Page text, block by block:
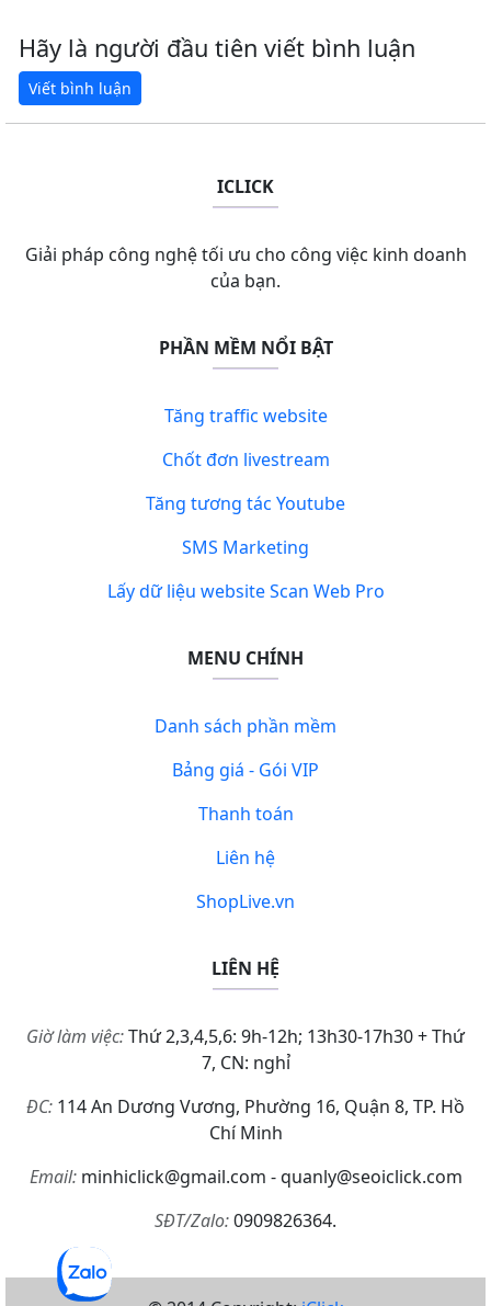
Hãy là người đầu tiên viết bình luận
ICLICK
Giải pháp công nghệ tối ưu cho công việc kinh doanh
của bạn.
PHẦN MỀM NỔI BẬT
Tăng traffic website
Chốt đơn livestream
Tăng tương tác Youtube
SMS Marketing
Lấy dữ liệu website Scan Web Pro
MENU CHÍNH
Danh sách phần mềm
Bảng giá - Gói VIP
Thanh toán
Liên hệ
ShopLive.vn
LIÊN HỆ
Giờ làm việc:Thứ 2,3,4,5,6: 9h-12h; 13h30-17h30 + Thứ
7, CN: nghỉ
ĐC: 114 An Dương Vương, Phường 16, Quận 8, TP. Hồ
Chí Minh
Email:minhiclick@gmail.com - quanly@seoiclick.com
SĐT/Zalo:0909826364.